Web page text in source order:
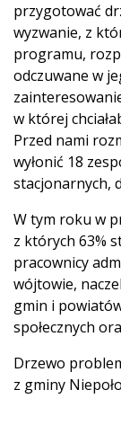
przygotować
wyzwanie, z
programu,
odczuwane w
w której
Przed nami
wyłonić 18
stacjonarnych,
W tym roku w
z których 63%
pracownicy
wójtowie,
gmin i
społecznych
Drzewo
z gminy